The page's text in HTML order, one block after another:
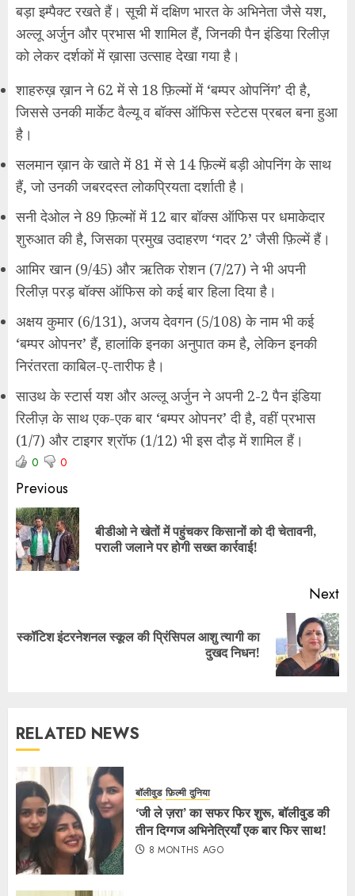
बड़ा इम्पैक्ट रखते हैं। सूची में दक्षिण भारत के अभिनेता जैसे यश,
अल्लू अर्जुन और प्रभास भी शामिल हैं, जिनकी पैन इंडिया रिलीज़
को लेकर दर्शकों में ख़ासा उत्साह देखा गया है।
शाहरुख़ ख़ान ने 62 में से 18 फ़िल्मों में ‘बम्पर ओपनिंग’ दी है,
जिससे उनकी मार्केट वैल्यू व बॉक्स ऑफिस स्टेटस प्रबल बना हुआ
है।
सलमान ख़ान के खाते में 81 में से 14 फ़िल्में बड़ी ओपनिंग के साथ
हैं, जो उनकी जबरदस्त लोकप्रियता दर्शाती है।
सनी देओल ने 89 फ़िल्मों में 12 बार बॉक्स ऑफिस पर धमाकेदार
शुरुआत की है, जिसका प्रमुख उदाहरण ‘गदर 2’ जैसी फ़िल्में हैं।
आमिर खान (9/45) और ऋतिक रोशन (7/27) ने भी अपनी
रिलीज़ परड़ बॉक्स ऑफिस को कई बार हिला दिया है।
अक्षय कुमार (6/131), अजय देवगन (5/108) के नाम भी कई
‘बम्पर ओपनर’ हैं, हालांकि इनका अनुपात कम है, लेकिन इनकी
निरंतरता काबिल-ए-तारीफ है।
साउथ के स्टार्स यश और अल्लू अर्जुन ने अपनी 2-2 पैन इंडिया
रिलीज़ के साथ एक-एक बार ‘बम्पर ओपनर’ दी है, वहीं प्रभास
(1/7) और टाइगर श्रॉफ (1/12) भी इस दौड़ में शामिल हैं।
0 0
Previous
बीडीओ ने खेतों में पहुंचकर किसानों को दी चेतावनी,
पराली जलाने पर होगी सख्त कार्रवाई!
Next
स्कॉटिश इंटरनेशनल स्कूल की प्रिंसिपल आशु त्यागी का
दुखद निधन!
RELATED NEWS
बॉलीवुड फ़िल्मी दुनिया
‘जी ले ज़रा’ का सफर फिर शुरू, बॉलीवुड की
तीन दिग्गज अभिनेत्रियाँ एक बार फिर साथ!
8 MONTHS AGO